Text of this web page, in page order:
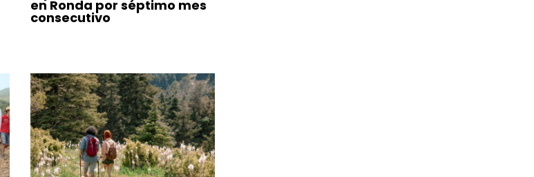
en Ronda por séptimo mes
consecutivo